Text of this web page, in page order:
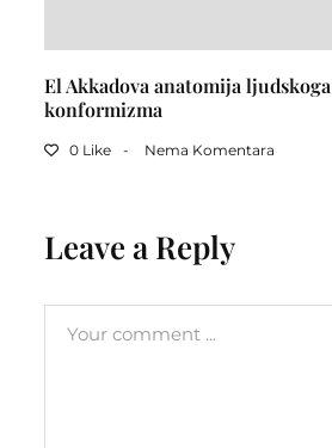
El Akkadova anatomija ljudskoga
konformizma
0 Like Nema Komentara
Leave a Reply